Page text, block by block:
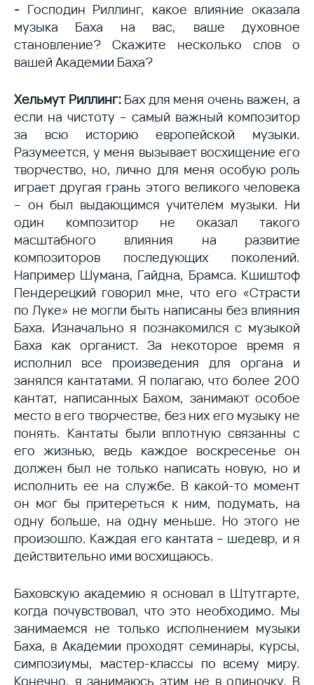
- Господин Риллинг, какое влияние оказала
музыка Баха на вас, ваше духовное
становление? Скажите несколько слов о
вашей Академии Баха?
Хельмут Риллинг: Бах для меня очень важен, а
если на чистоту – самый важный композитор
за всю историю европейской музыки.
Разумеется, у меня вызывает восхищение его
творчество, но, лично для меня особую роль
играет другая грань этого великого человека
– он был выдающимся учителем музыки. Ни
один композитор не оказал такого
масштабного влияния на развитие
композиторов последующих поколений.
Например Шумана, Гайдна, Брамса. Кшиштоф
Пендерецкий говорил мне, что его «Страсти
по Луке» не могли быть написаны без влияния
Баха. Изначально я познакомился с музыкой
Баха как органист. За некоторое время я
исполнил все произведения для органа и
занялся кантатами. Я полагаю, что более 200
кантат, написанных Бахом, занимают особое
место в его творчестве, без них его музыку не
понять. Кантаты были вплотную связанны с
его жизнью, ведь каждое воскресенье он
должен был не только написать новую, но и
исполнить ее на службе. В какой-то момент
он мог бы притереться к ним, подумать, на
одну больше, на одну меньше. Но этого не
произошло. Каждая его кантата – шедевр, и я
действительно ими восхищаюсь.
Баховскую академию я основал в Штутгарте,
когда почувствовал, что это необходимо. Мы
занимаемся не только исполнением музыки
Баха, в Академии проходят семинары, курсы,
симпозиумы, мастер-классы по всему миру.
Конечно, я занимаюсь этим не в одиночку. В